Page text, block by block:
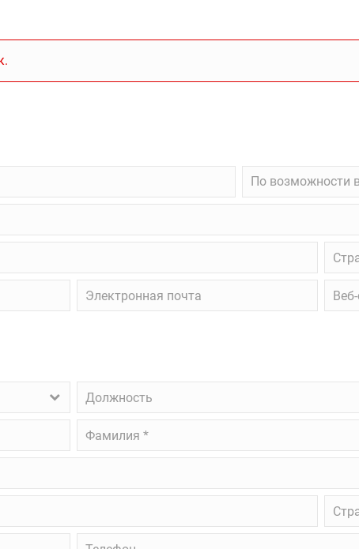
По
возможности
вид
По возможности
Страна
Электронная
почта
Веб-
Должность
Фамилия
Страна
Телефон